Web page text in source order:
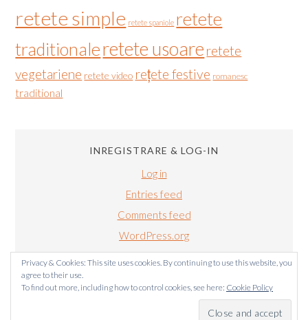
retete simple retete spaniole retete
traditionaleretete usoare retete
vegetariene retete video rețete festive romanesc
traditional
INREGISTRARE & LOG-IN
Log in
Entries feed
Comments feed
WordPress.org
BUCATARIALUIRADU.COM COPYRIGHT © 2011-2024. TOATE
Privacy & Cookies: This site uses cookies. By continuing to use this website, you
agree to their use.
To find out more, including how to control cookies, see here: Cookie Policy